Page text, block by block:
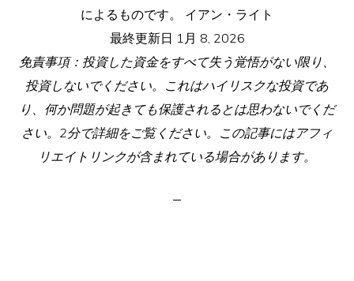
によるものです。 イアン・ライト
最終更新日 1月 8, 2026
免責事項：投資した資金をすべて失う覚悟がない限り、
投資しないでください。これはハイリスクな投資であ
り、何か問題が起きても保護されるとは思わないでくだ
さい。2分で詳細をご覧ください。この記事にはアフィ
リエイトリンクが含まれている場合があります。